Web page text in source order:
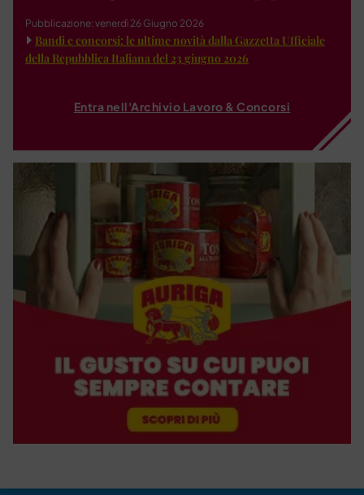
Pubblicazione: venerdì 26 Giugno 2026
Bandi e concorsi: le ultime novità dalla Gazzetta Ufficiale
della Repubblica Italiana del 23 giugno 2026
Entra nell'Archivio Lavoro & Concorsi